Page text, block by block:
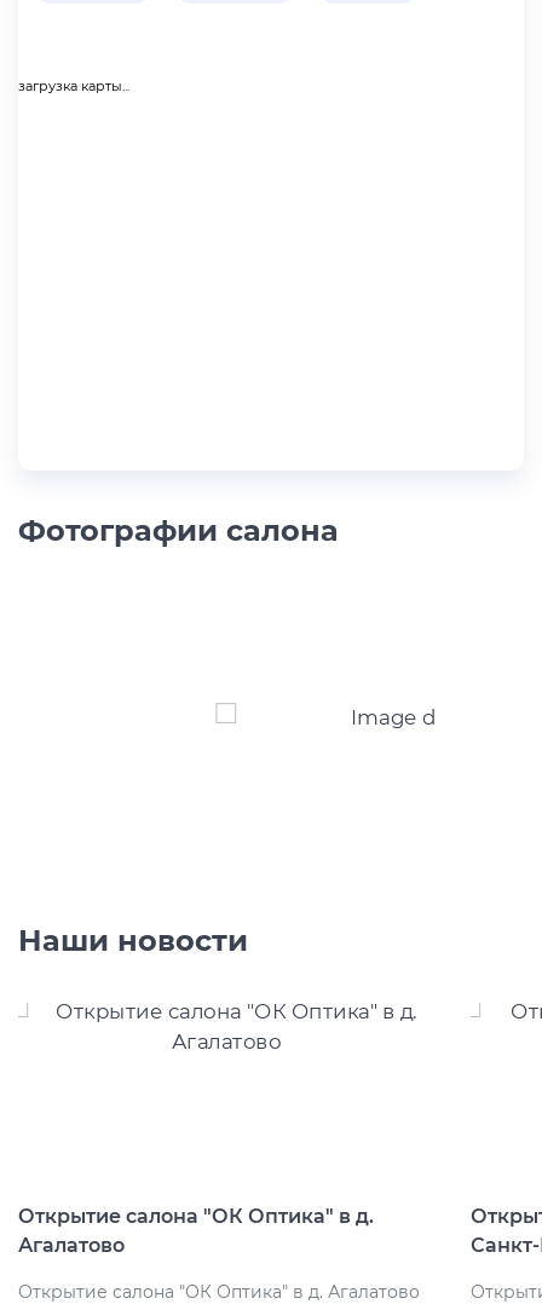
загрузка карты...
Фотографии салона
Наши новости
Открытие салона "ОК Оптика" в д.
Агалатово
Открытие салона "ОК Оптика" в д. Агалатово